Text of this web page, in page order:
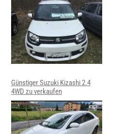
Günstiger Suzuki Kizashi 2.4
4WD zu verkaufen